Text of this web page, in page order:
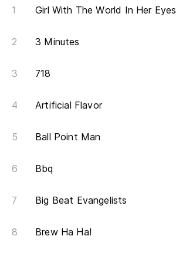
Girl With The World In Her Eyes
3 Minutes
718
Artificial Flavor
Ball Point Man
Bbq
Big Beat Evangelists
Brew Ha Ha!